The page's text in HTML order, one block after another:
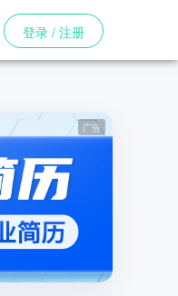
登录 / 注册